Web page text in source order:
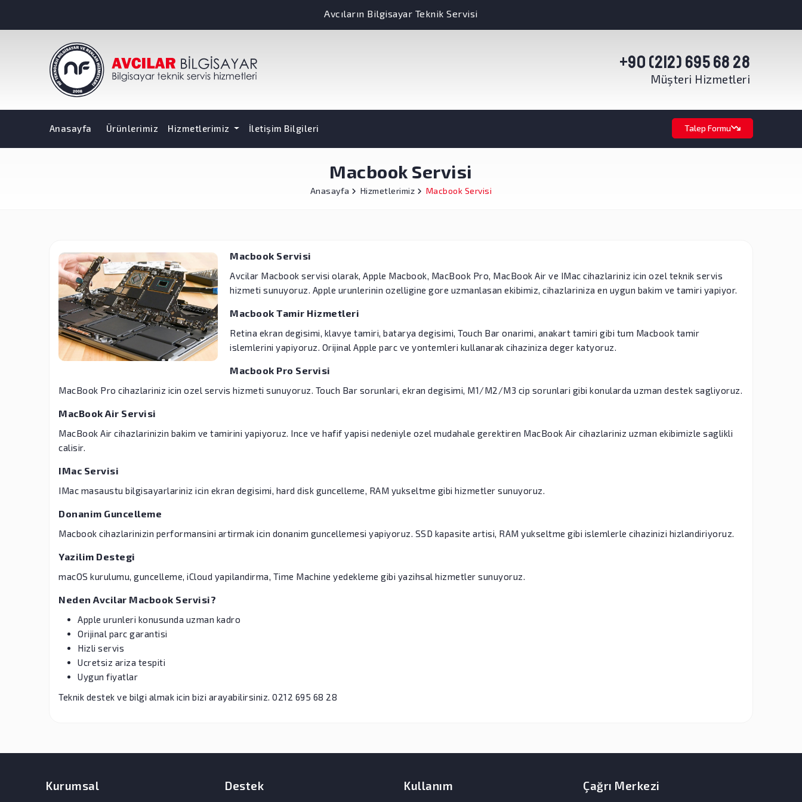
Avcıların Bilgisayar Teknik Servisi
+90 (212) 695 68 28
Müşteri Hizmetleri
Anasayfa Ürünlerimiz Hizmetlerimiz İletişim Bilgileri Talep Formu
Macbook Servisi
Anasayfa Hizmetlerimiz Macbook Servisi
Macbook Servisi
Avcilar Macbook servisi olarak, Apple Macbook, MacBook Pro, MacBook Air ve IMac cihazlariniz icin ozel teknik servis
hizmeti sunuyoruz. Apple urunlerinin ozelligine gore uzmanlasan ekibimiz, cihazlariniza en uygun bakim ve tamiri yapiyor.
Macbook Tamir Hizmetleri
Retina ekran degisimi, klavye tamiri, batarya degisimi, Touch Bar onarimi, anakart tamiri gibi tum Macbook tamir
islemlerini yapiyoruz. Orijinal Apple parc ve yontemleri kullanarak cihaziniza deger katyoruz.
Macbook Pro Servisi
MacBook Pro cihazlariniz icin ozel servis hizmeti sunuyoruz. Touch Bar sorunlari, ekran degisimi, M1/M2/M3 cip sorunlari gibi konularda uzman destek sagliyoruz.
MacBook Air Servisi
MacBook Air cihazlarinizin bakim ve tamirini yapiyoruz. Ince ve hafif yapisi nedeniyle ozel mudahale gerektiren MacBook Air cihazlariniz uzman ekibimizle saglikli
calisir.
IMac Servisi
IMac masaustu bilgisayarlariniz icin ekran degisimi, hard disk guncelleme, RAM yukseltme gibi hizmetler sunuyoruz.
Donanim Guncelleme
Macbook cihazlarinizin performansini artirmak icin donanim guncellemesi yapiyoruz. SSD kapasite artisi, RAM yukseltme gibi islemlerle cihazinizi hizlandiriyoruz.
Yazilim Destegi
macOS kurulumu, guncelleme, iCloud yapilandirma, Time Machine yedekleme gibi yazihsal hizmetler sunuyoruz.
Neden Avcilar Macbook Servisi?
Apple urunleri konusunda uzman kadro
Orijinal parc garantisi
Hizli servis
Ucretsiz ariza tespiti
Uygun fiyatlar
Teknik destek ve bilgi almak icin bizi arayabilirsiniz. 0212 695 68 28
Kurumsal Destek Kullanım Çağrı Merkezi